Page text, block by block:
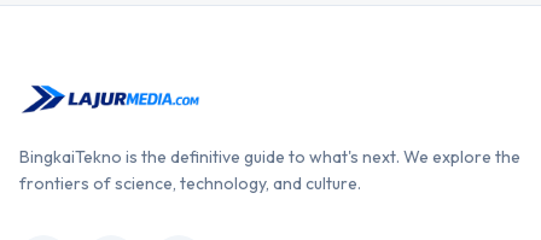
BingkaiTekno is the definitive guide to what's next. We explore the
frontiers of science, technology, and culture.